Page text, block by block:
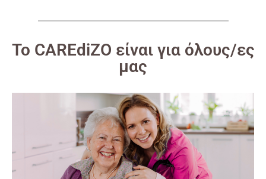
Το CAREdiZO είναι για όλους/ες
μας